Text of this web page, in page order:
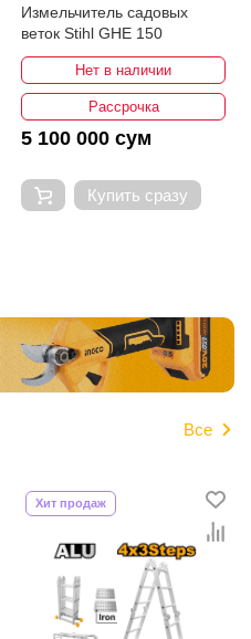
Измельчитель садовых
веток Stihl GHE 150
Нет в наличии
Рассрочка
5 100 000 сум
Купить сразу
Все
Хит продаж